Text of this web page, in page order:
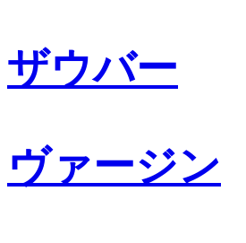
ザウバー
ヴァージン